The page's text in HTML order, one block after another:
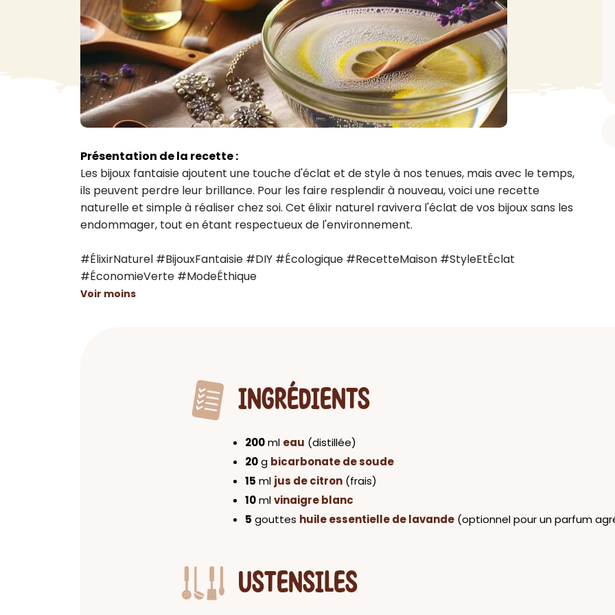
VAISELLE
Liquide Vaiselle
Entretien Lave Vaiselle
Autre
> Voir tout
DIVERS
Spécial Covid
Automobile
Insecticide
Objet
BAIN ET DOUCHE
Gel douche
Savon
Huile de bain
Pain moussant
Bombe de bain
Spray corporel
Présentation de la recette :
Les bijoux fantaisie ajoutent une touche d'éclat et de style à nos tenues, mais avec le temps,
ils peuvent perdre leur brillance. Pour les faire resplendir à nouveau, voici une recette
naturelle et simple à réaliser chez soi. Cet élixir naturel ravivera l'éclat de vos bijoux sans les
endommager, tout en étant respectueux de l'environnement.
#ÉlixirNaturel #BijouxFantaisie #DIY #Écologique #RecetteMaison #StyleEtÉclat
#ÉconomieVerte #ModeÉthique
Voir moins
INGRÉDIENTS
200ml eau (distillée)
20g bicarbonate de soude
15 ml jus de citron (frais)
10mlvinaigre blanc
5 gouttes huile essentielle de lavande (optionnel pour un parfum
USTENSILES